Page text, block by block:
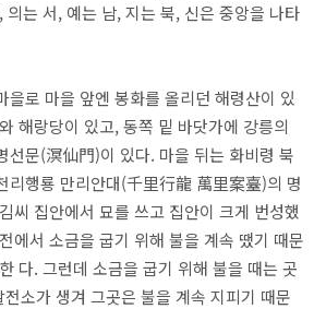
는 서, 예는 남, 지는 북, 신은 중앙을 나타
을로 마을 앞엔 봉화를 올리던 해령산이 있
해랑당이 있고, 동쪽 밑 바닷가에 강릉의
선문(溟仙門)이 있다. 마을 뒤는 화비령 북
리행룡 만리안대(千里行龍 萬里案臺)의 명
씨 집안에서 묘를 쓰고 집안이 크게 번성했
에서 소금을 굽기 위해 불을 계속 땠기 때문
다. 그런데 소금을 굽기 위해 불을 때는 곳
소가 생겨 그곳은 불을 계속 지피기 때문